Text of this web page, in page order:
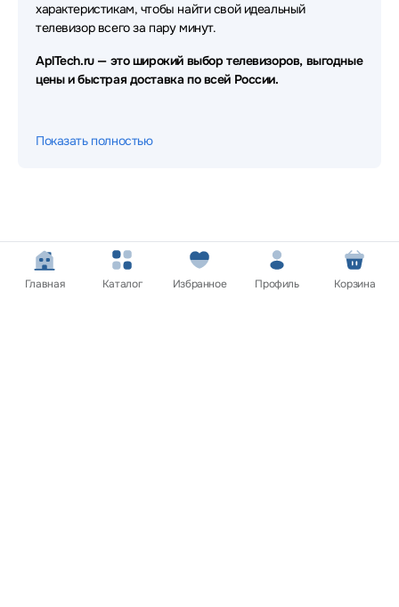
характеристикам, чтобы найти свой идеальный
телевизор всего за пару минут.
AplTech.ru — это широкий выбор телевизоров, выгодные
цены и быстрая доставка по всей России.
Показать полностью
Главная Каталог Избранное Профиль Корзина